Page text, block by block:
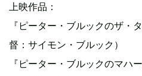
上映作品：
『ピーター・ブルックのザ・
督：サイモン・ブルック）
『ピーター・ブルックのマハ